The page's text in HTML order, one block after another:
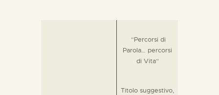
“Percorsi di
Parola… percorsi
di Vita”
Titolo suggestivo,